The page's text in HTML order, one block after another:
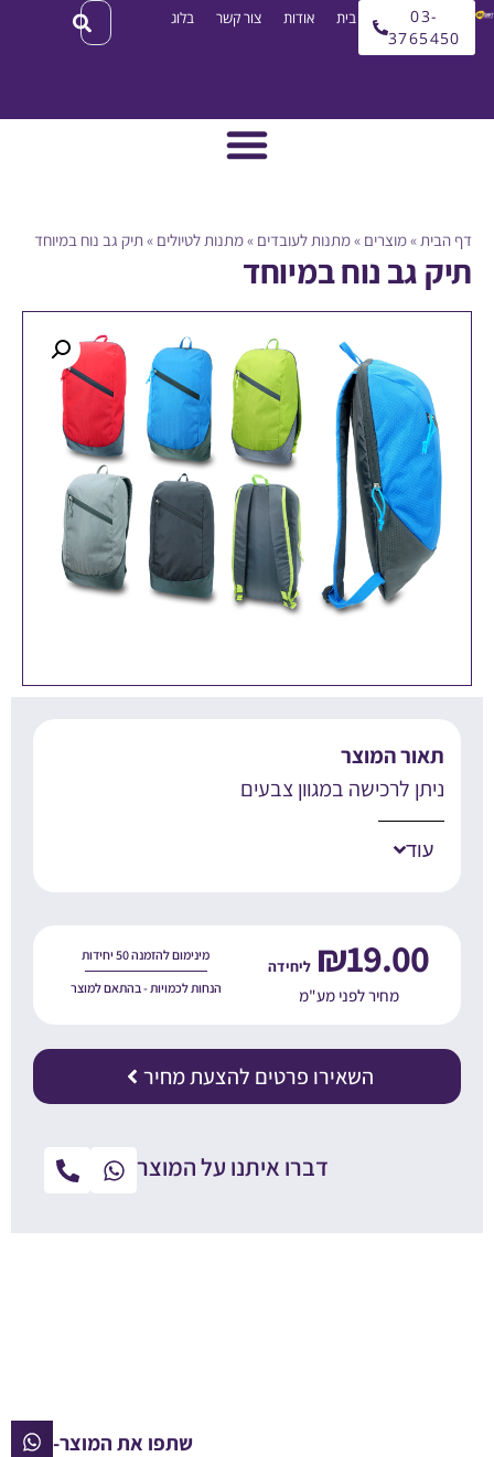
עמוד בית אודות צור קשר בלוג
»מוצרים»מתנות לעובדים»מתנות לטיולים»תיק גב נוח במיוחד
גב נוח במיוחד
המוצר
לרכישה במגוון צבעים
₪19.00
מחיר לפני מע"מ
מינימום להזמנה 50 יחידות
הנחות לכמויות - בהתאם למוצר
השאירו פרטים להצעת מחיר
דברו איתנו על המוצר
שתפו את המוצר-